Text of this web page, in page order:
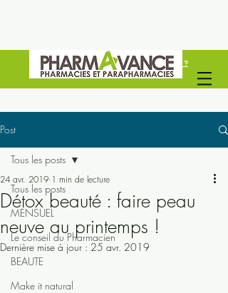
Vous êtes un professionel de santé ?
Découvrez Pharmavance Groupe
Post
Tous les posts
MENSUEL
Le conseil du Pharmacien
BEAUTE
Make it natural
Tous les posts
Détox beauté : faire peau
neuve au printemps !
24 avr. 2019 1 min de lecture
Dernière mise à jour : 25 avr. 2019